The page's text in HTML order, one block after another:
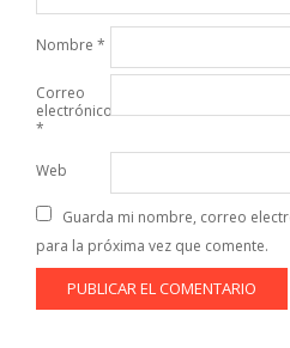
Nombre *
Correo
electrónico
*
Web
Guarda mi nombre, correo
para la próxima vez que comente.